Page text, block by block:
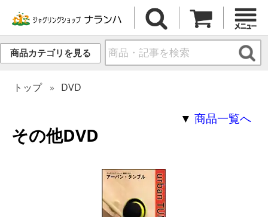
商品カテゴリを見る
トップ DVD
その他DVD
▼商品一覧へ